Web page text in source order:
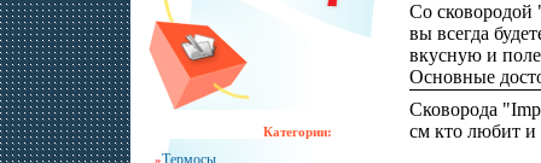
Категории:
»Термосы
Со сковородой
вы всегда
вкусную и
Основные
предлагаемой
Индикатор
помогает
Сковорода
см кто любит и